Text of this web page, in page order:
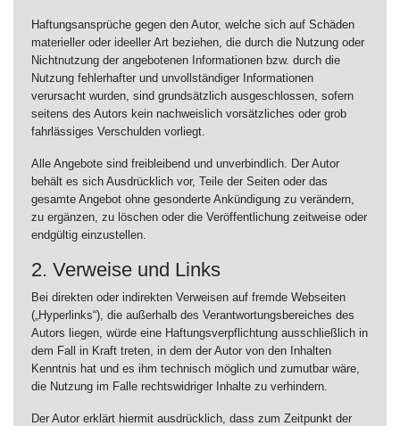
Haftungsansprüche gegen den Autor, welche sich auf Schäden
materieller oder ideeller Art beziehen, die durch die Nutzung oder
Nichtnutzung der angebotenen Informationen bzw. durch die
Nutzung fehlerhafter und unvollständiger Informationen
verursacht wurden, sind grundsätzlich ausgeschlossen, sofern
seitens des Autors kein nachweislich vorsätzliches oder grob
fahrlässiges Verschulden vorliegt.
Alle Angebote sind freibleibend und unverbindlich. Der Autor
behält es sich Ausdrücklich vor, Teile der Seiten oder das
gesamte Angebot ohne gesonderte Ankündigung zu verändern,
zu ergänzen, zu löschen oder die Veröffentlichung zeitweise oder
endgültig einzustellen.
2. Verweise und Links
Bei direkten oder indirekten Verweisen auf fremde Webseiten
(„Hyperlinks“), die außerhalb des Verantwortungsbereiches des
Autors liegen, würde eine Haftungsverpflichtung ausschließlich in
dem Fall in Kraft treten, in dem der Autor von den Inhalten
Kenntnis hat und es ihm technisch möglich und zumutbar wäre,
die Nutzung im Falle rechtswidriger Inhalte zu verhindern.
Der Autor erklärt hiermit ausdrücklich, dass zum Zeitpunkt der